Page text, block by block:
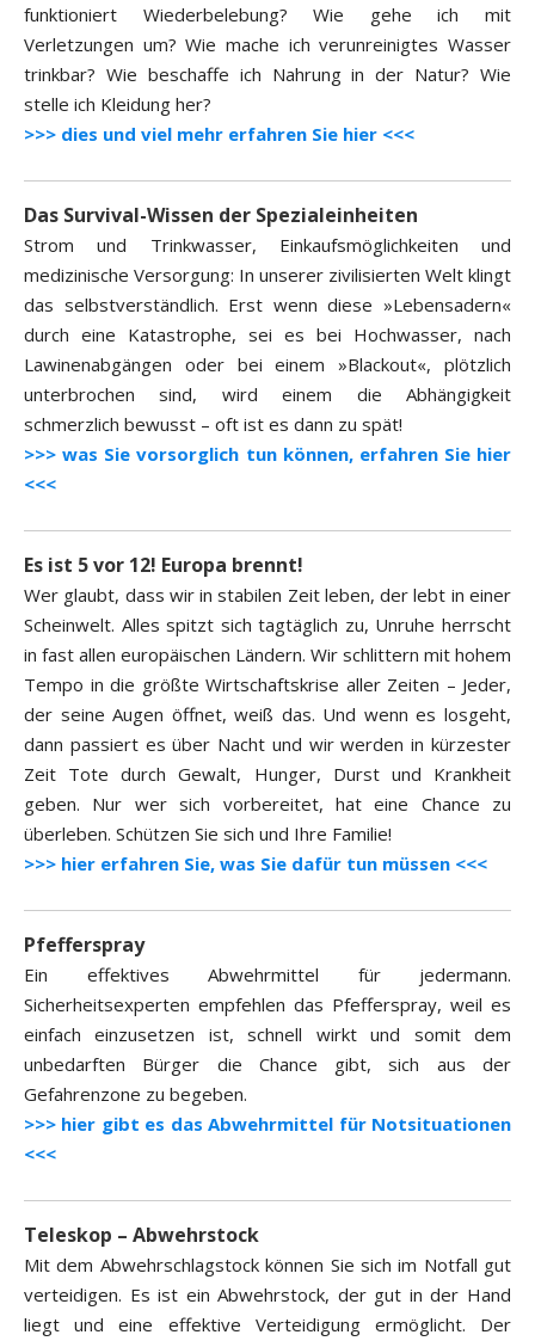
funktioniert Wiederbelebung? Wie gehe ich mit
Verletzungen um? Wie mache ich verunreinigtes Wasser
trinkbar? Wie beschaffe ich Nahrung in der Natur? Wie
stelle ich Kleidung her?
>>> dies und viel mehr erfahren Sie hier <<<
Das Survival-Wissen der Spezialeinheiten
Strom und Trinkwasser, Einkaufsmöglichkeiten und
medizinische Versorgung: In unserer zivilisierten Welt klingt
das selbstverständlich. Erst wenn diese »Lebensadern«
durch eine Katastrophe, sei es bei Hochwasser, nach
Lawinenabgängen oder bei einem »Blackout«, plötzlich
unterbrochen sind, wird einem die Abhängigkeit
schmerzlich bewusst – oft ist es dann zu spät!
>>> was Sie vorsorglich tun können, erfahren Sie hier
<<<
Es ist 5 vor 12! Europa brennt!
Wer glaubt, dass wir in stabilen Zeit leben, der lebt in einer
Scheinwelt. Alles spitzt sich tagtäglich zu, Unruhe herrscht
in fast allen europäischen Ländern. Wir schlittern mit hohem
Tempo in die größte Wirtschaftskrise aller Zeiten – Jeder,
der seine Augen öffnet, weiß das. Und wenn es losgeht,
dann passiert es über Nacht und wir werden in kürzester
Zeit Tote durch Gewalt, Hunger, Durst und Krankheit
geben. Nur wer sich vorbereitet, hat eine Chance zu
überleben. Schützen Sie sich und Ihre Familie!
>>> hier erfahren Sie, was Sie dafür tun müssen <<<
Pfefferspray
Ein effektives Abwehrmittel für jedermann.
Sicherheitsexperten empfehlen das Pfefferspray, weil es
einfach einzusetzen ist, schnell wirkt und somit dem
unbedarften Bürger die Chance gibt, sich aus der
Gefahrenzone zu begeben.
>>> hier gibt es das Abwehrmittel für Notsituationen
<<<
Teleskop – Abwehrstock
Mit dem Abwehrschlagstock können Sie sich im Notfall gut
verteidigen. Es ist ein Abwehrstock, der gut in der Hand
liegt und eine effektive Verteidigung ermöglicht. Der